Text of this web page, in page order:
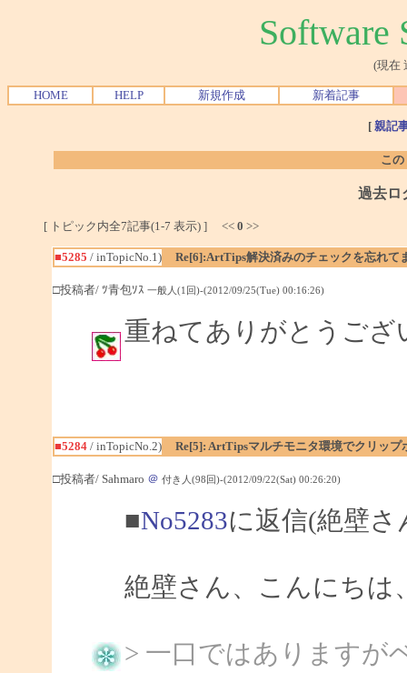
Software
(現在
HOME HELP 新規作成 新着記事
[ 親記
こ
過去ロ
[ トピック内全7記事(1-7 表示) ] << 0 >>
■5285 / inTopicNo.1) Re[6]:ArtTips解決済みのチェックを忘れて
□投稿者/ ﾂ青包ｿｽ 一般人(1回)-(2012/09/25(Tue) 00:16:26)
重ねてありがとうござ
■5284/ inTopicNo.2) Re[5]: ArtTipsマルチモニタ環境でクリッ
□投稿者/ Sahmaro ＠ 付き人(98回)-(2012/09/22(Sat) 00:26:20)
■No5283に返信(絶壁さ
絶壁さん、こんにちは
> 一口ではありますが